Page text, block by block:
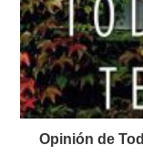
Opinión de